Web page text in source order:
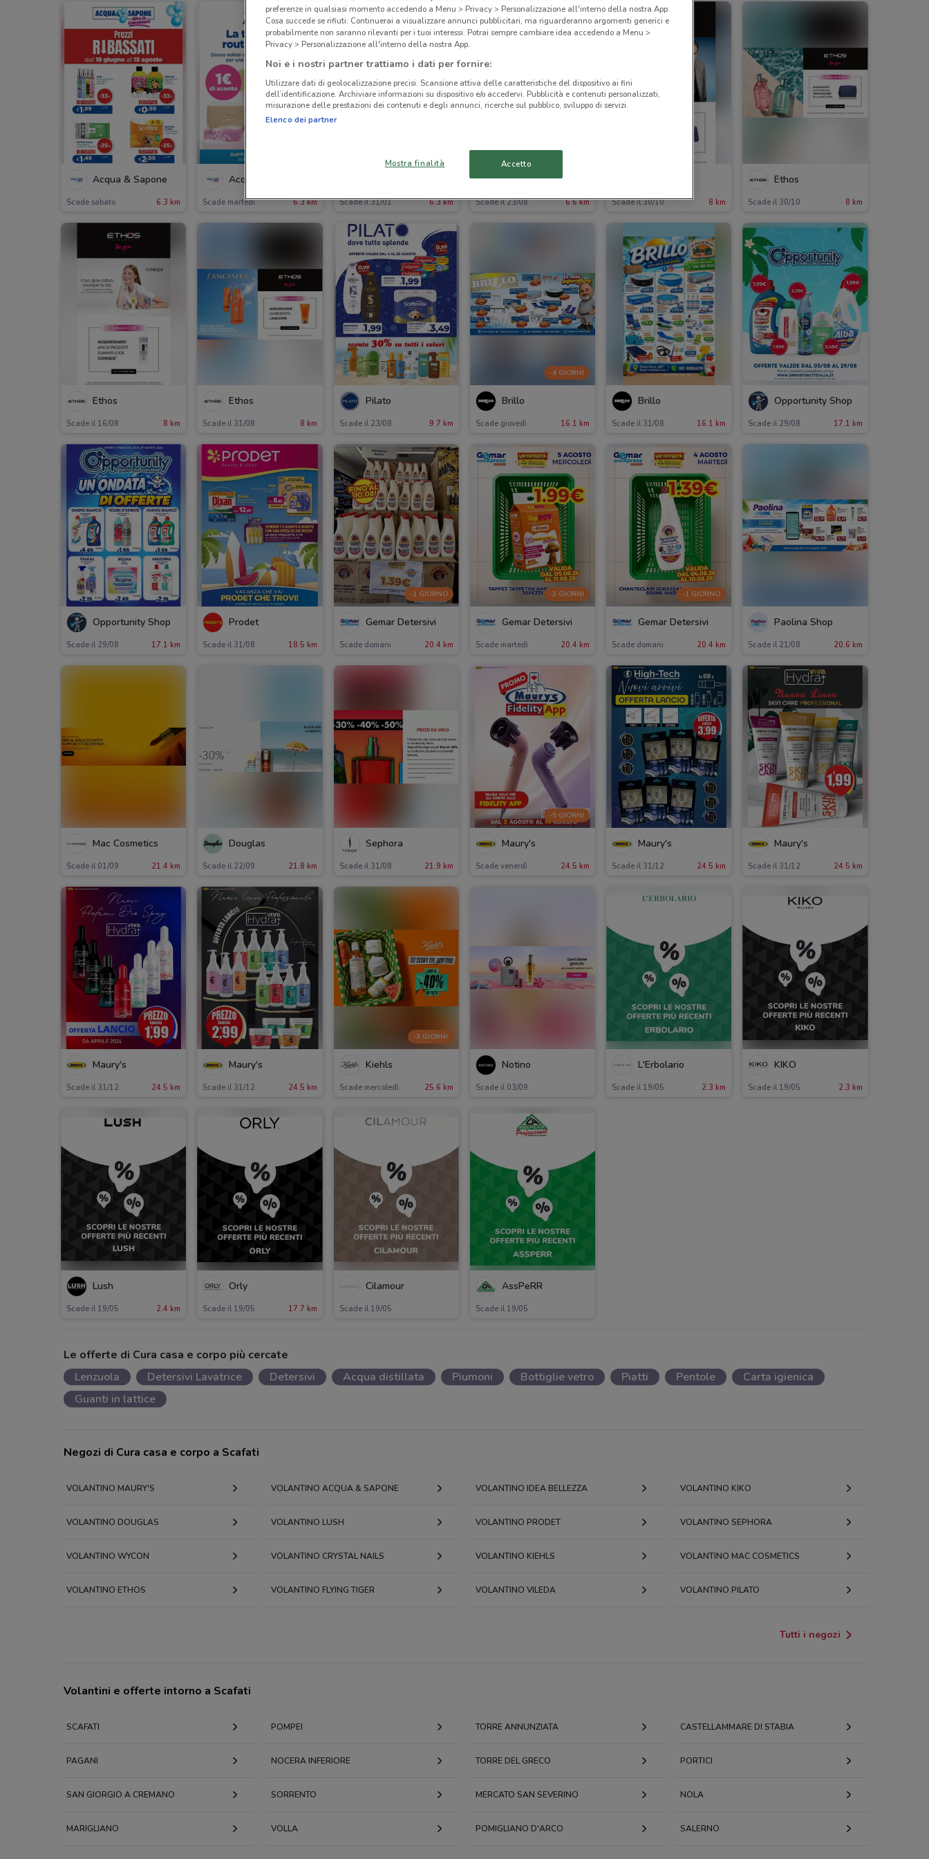
Acqua & Sapone
Scade sabato 6.3 km
Acqua & Sapone
Scade martedì 6.3 km Scade il 31/01 6.3 km
Beauty Si
Scade il 23/08 6.6 km Scade il 30/10 8 km
Ethos
Scade il 30/10 8 km
Ethos
Scade il 16/08 8 km
Ethos
Scade il 31/08 8 km
Pilato
Scade il 23/08 9.7 km
-4 GIORNI
Brillo
Scade giovedì 16.1 km
Brillo
Scade il 31/08 16.1 km
Opportunity Shop
Scade il 29/08 17.1 km
Opportunity Shop
Scade il 29/08 17.1 km
Prodet
Scade il 31/08 18.5 km
-1 GIORNO
Gemar Detersivi
Scade domani 20.4 km
-2 GIORNI
Gemar Detersivi
Scade martedì 20.4 km
-1 GIORNO
Gemar Detersivi
Scade domani 20.4 km
Paolina Shop
Scade il 21/08 20.6 km
Mac Cosmetics
Scade il 01/09 21.4 km
Douglas
Scade il 22/09 21.8 km
Sephora
Scade il 31/08 21.9 km
-5 GIORNI
Maury's
Scade venerdì 24.5 km
Maury's
Scade il 31/12 24.5 km
Maury's
Scade il 31/12 24.5 km
Maury's
Scade il 31/12 24.5 km
Maury's
Scade il 31/12 24.5 km
-3 GIORNI
Kiehls
Scade mercoledì 25.6 km
Notino
Scade il 03/09
L'Erbolario
Scade il 19/05 2.3 km
KIKO
Scade il 19/05 2.3 km
Lush
Scade il 19/05 2.4 km
Orly
Scade il 19/05 17.7 km
Cilamour
Scade il 19/05
AssPeRR
Scade il 19/05
Le offerte di Cura casa e corpo più cercate
Lenzuola
Detersivi Lavatrice Detersivi Acqua distillata Piumoni Bottiglie vetro Piatti Pentole
Carta igienica
Guanti in lattice
Negozi di Cura casa e corpo a Scafati
VOLANTINO MAURY'S VOLANTINO ACQUA & SAPONE VOLANTINO IDEA BELLEZZA VOLANTINO KIKO
VOLANTINO DOUGLAS VOLANTINO LUSH VOLANTINO PRODET VOLANTINO SEPHORA
VOLANTINO WYCON VOLANTINO CRYSTAL NAILS VOLANTINO KIEHLS VOLANTINO MAC COSMETICS
VOLANTINO ETHOS VOLANTINO FLYING TIGER VOLANTINO VILEDA VOLANTINO PILATO
Tutti i negozi
Volantini e offerte intorno a Scafati
SCAFATI POMPEI TORRE ANNUNZIATA CASTELLAMMARE DI STABIA
PAGANI NOCERA INFERIORE TORRE DEL GRECO PORTICI
SAN GIORGIO A CREMANO SORRENTO MERCATO SAN SEVERINO NOLA
MARIGLIANO VOLLA POMIGLIANO D'ARCO SALERNO
preferenze in qualsiasi momento accedendo a Menu > Privacy > Personalizzazione all'interno della nostra App.
Cosa succede se rifiuti: Continuerai a visualizzare annunci pubblicitari, ma riguarderanno argomenti generici e
probabilmente non saranno rilevanti per i tuoi interessi. Potrai sempre cambiare idea accedendo a Menu >
Privacy > Personalizzazione all'interno della nostra App.
Noi e i nostri partner trattiamo i dati per fornire:
Utilizzare dati di geolocalizzazione precisi. Scansione attiva delle caratteristiche del dispositivo ai fini
dell’identificazione. Archiviare informazioni su dispositivo e/o accedervi. Pubblicità e contenuti personalizzati,
misurazione delle prestazioni dei contenuti e degli annunci, ricerche sul pubblico, sviluppo di servizi.
Elenco dei partner
Mostra finalità Accetto